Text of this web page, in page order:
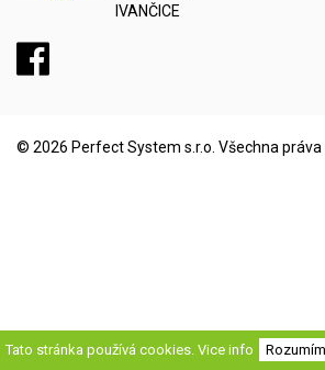
Tato stránka používá cookies. Vice info
IVANČICE
© 2026 Perfect System s.r.o . Všechna